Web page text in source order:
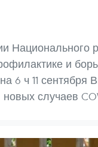
Национального
и
6 ч 11 сентября
случаев